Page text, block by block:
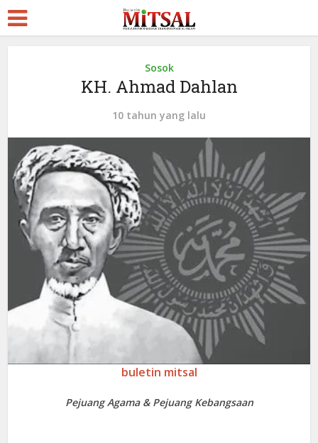
Sosok
KH. Ahmad Dahlan
10 tahun yang lalu
buletin mitsal
Pejuang Agama & Pejuang Kebangsaan